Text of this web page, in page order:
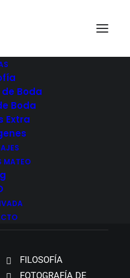
Boda
Boda
Extra
MATEO
FILOSOFÍA
FOTOGRAFÍA DE